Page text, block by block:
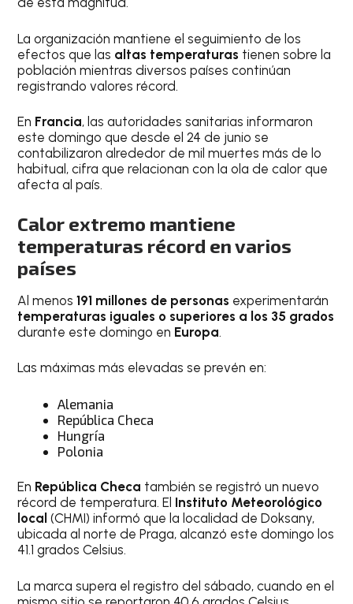
La organización mantiene el seguimiento de los
efectos que las altas temperaturas tienen sobre la
población mientras diversos países continúan
registrando valores récord.
En Francia, las autoridades sanitarias informaron
este domingo que desde el 24 de junio se
contabilizaron alrededor de mil muertes más de lo
habitual, cifra que relacionan con la ola de calor que
afecta al país.
Calor extremo mantiene
temperaturas récord en varios
países
Al menos191 millones de personas experimentarán
temperaturas iguales o superiores a los 35 grados
durante este domingo en Europa.
Las máximas más elevadas se prevén en:
Alemania
República Checa
Hungría
Polonia
En República Checa también se registró un nuevo
récord de temperatura. El Instituto Meteorológico
local (CHMI) informó que la localidad de Doksany,
ubicada al norte de Praga, alcanzó este domingo los
41.1 grados Celsius.
La marca supera el registro del sábado, cuando en el